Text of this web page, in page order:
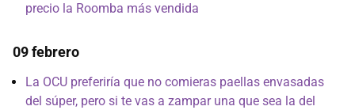
precio la Roomba más vendida
09 febrero
La OCU preferiría que no comieras paellas envasadas
del súper, pero si te vas a zampar una que sea la del